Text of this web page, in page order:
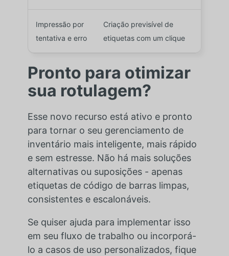
Impressão por
tentativa e erro
Criação previsível de
etiquetas com um clique
Pronto para otimizar
sua rotulagem?
Esse novo recurso está ativo e pronto
para tornar o seu gerenciamento de
inventário mais inteligente, mais rápido
e sem estresse. Não há mais soluções
alternativas ou suposições - apenas
etiquetas de código de barras limpas,
consistentes e escalonáveis.
Se quiser ajuda para implementar isso
em seu fluxo de trabalho ou incorporá-
lo a casos de uso personalizados, fique